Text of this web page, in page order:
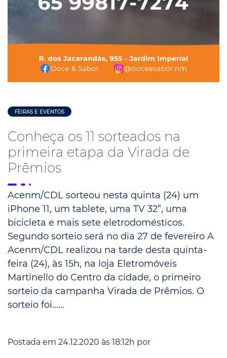
FEIRAS E EVENTOS
Conheça os 11 sorteados na
primeira etapa da Virada de
Prêmios
Acenm/CDL sorteou nesta quinta (24) um
iPhone 11, um tablete, uma TV 32”, uma
bicicleta e mais sete eletrodomésticos.
Segundo sorteio será no dia 27 de fevereiro A
Acenm/CDL realizou na tarde desta quinta-
feira (24), às 15h, na loja Eletromóveis
Martinello do Centro da cidade, o primeiro
sorteio da campanha Virada de Prêmios. O
sorteio foi......
Postada em 24.12.2020 às 18:12h por